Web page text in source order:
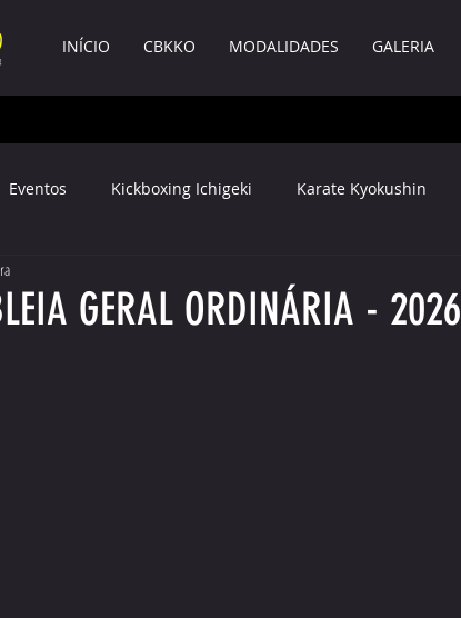
INÍCIO CBKKO MODALIDADES GALERIA
Eventos Kickboxing Ichigeki Karate Kyokushin
EDITAL
GERAL ORDINÁRIA - 2026